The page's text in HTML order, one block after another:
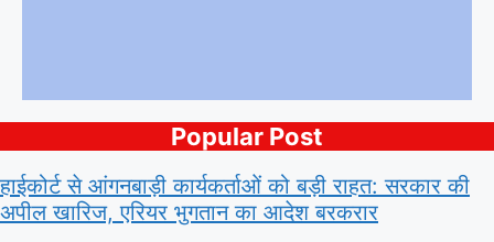
Popular Post
हाईकोर्ट से आंगनबाड़ी कार्यकर्ताओं को बड़ी राहत: सरकार की
अपील खारिज, एरियर भुगतान का आदेश बरकरार